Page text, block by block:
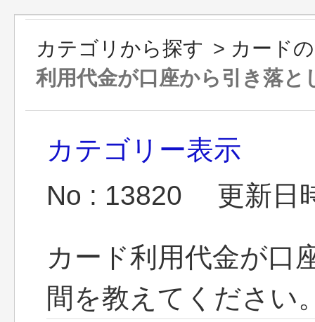
カテゴリから探す > カード
利用代金が口座から引き落と
カテゴリー表示
No : 13820
更新日
カード利用代金が口
間を教えてください